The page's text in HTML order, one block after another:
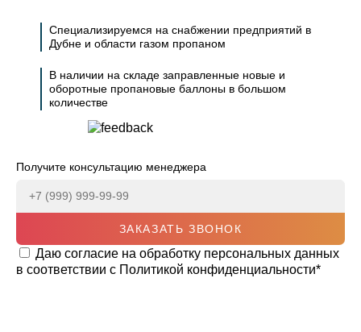
Специализируемся на снабжении предприятий в
Дубне и области газом пропаном
В наличии на складе заправленные новые и
оборотные пропановые баллоны в большом
количестве
Получите консультацию менеджера
ЗАКАЗАТЬ ЗВОНОК
Даю согласие на обработку персональных данных
в соответствии с Политикой конфиденциальности*